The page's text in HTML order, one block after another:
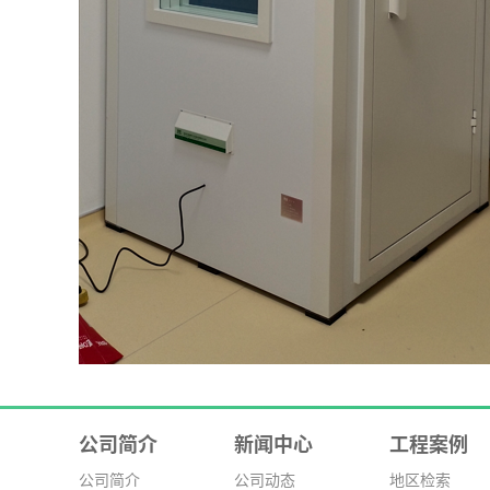
公司简介
公司简介
新闻中心
公司动态
工程案例
地区检索